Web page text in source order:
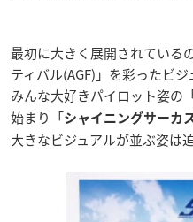
最初に大きく展開されている
ティバル(AGF)」を彩ったビジ
みんな大好きパイロット姿の
始まり「シャイニングサーカ
大きなビジュアルが並ぶ姿は